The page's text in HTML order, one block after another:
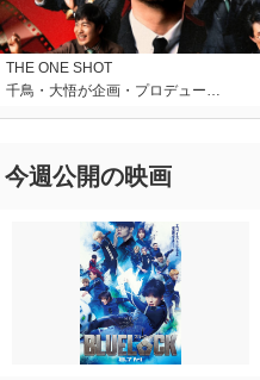
THE ONE SHOT
千鳥・大悟が企画・プロデュー…
今週公開の映画